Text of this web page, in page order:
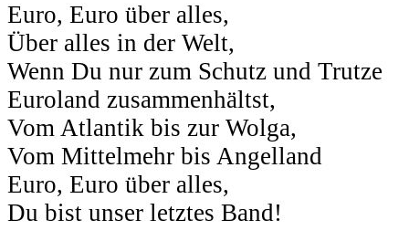
Euro, Euro über alles,
Über alles in der Welt,
Wenn Du nur zum Schutz und Trutze
Euroland zusammenhältst,
Vom Atlantik bis zur Wolga,
Vom Mittelmehr bis Angelland
Euro, Euro über alles,
Du bist unser letztes Band!